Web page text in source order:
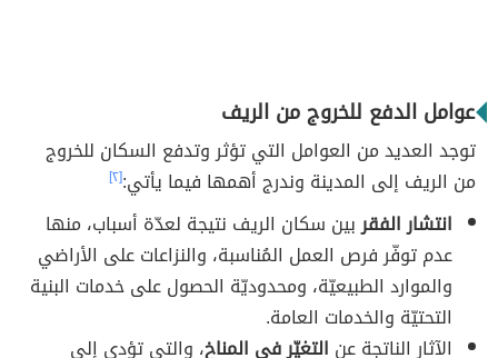
عوامل الدفع للخروج من الريف
توجد العديد من العوامل التي تؤثر وتدفع السكان للخروج
من الريف إلى المدينة وندرج أهمها فيما يأتي:[٢]
انتشار الفقربين سكان الريف نتيجة لعدّة أسباب، منها
عدم توفّر فرص العمل المُناسبة، والنزاعات على الأراضي
والموارد الطبيعيّة، ومحدوديّة الحصول على خدمات البنية
التحتيّة والخدمات العامة.
الآثار الناتجة عن التغيّر في المناخ، والتي تؤدي إلى